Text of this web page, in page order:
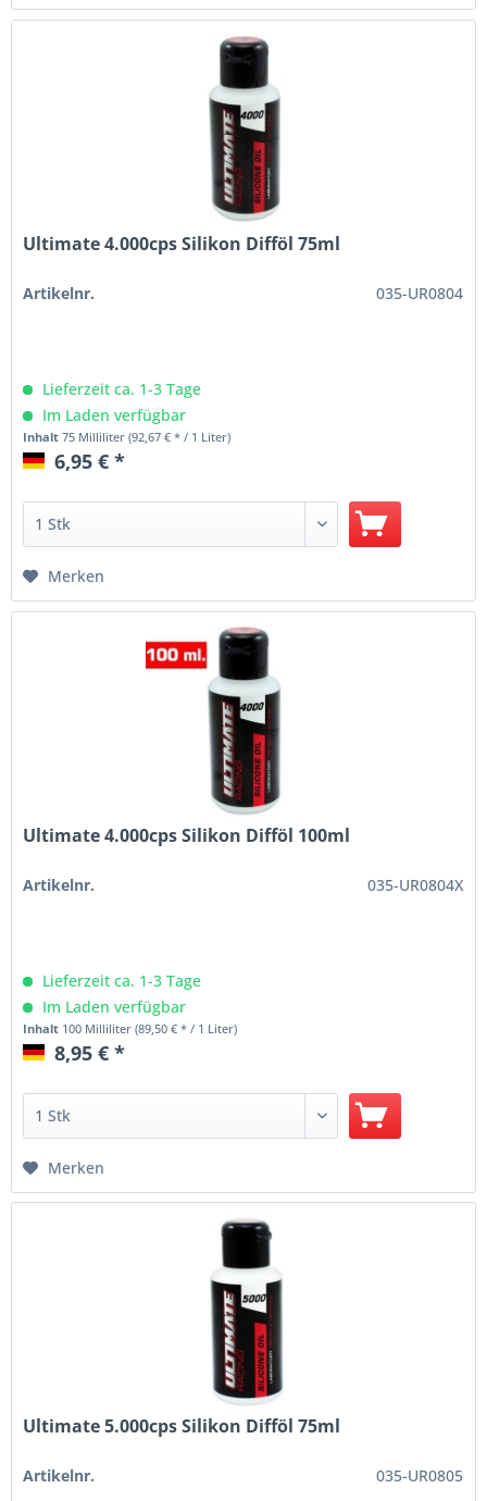
Ultimate 4.000cps Silikon Difföl 75ml
Artikelnr. 035-UR0804
Lieferzeit ca. 1-3 Tage
Im Laden verfügbar
Inhalt75 Milliliter(92,67 € * / 1 Liter)
6,95 € *
Merken
Ultimate 4.000cps Silikon Difföl 100ml
Artikelnr. 035-UR0804X
Lieferzeit ca. 1-3 Tage
Im Laden verfügbar
Inhalt 100 Milliliter(89,50 € * / 1 Liter)
8,95 € *
Merken
Ultimate 5.000cps Silikon Difföl 75ml
Artikelnr. 035-UR0805